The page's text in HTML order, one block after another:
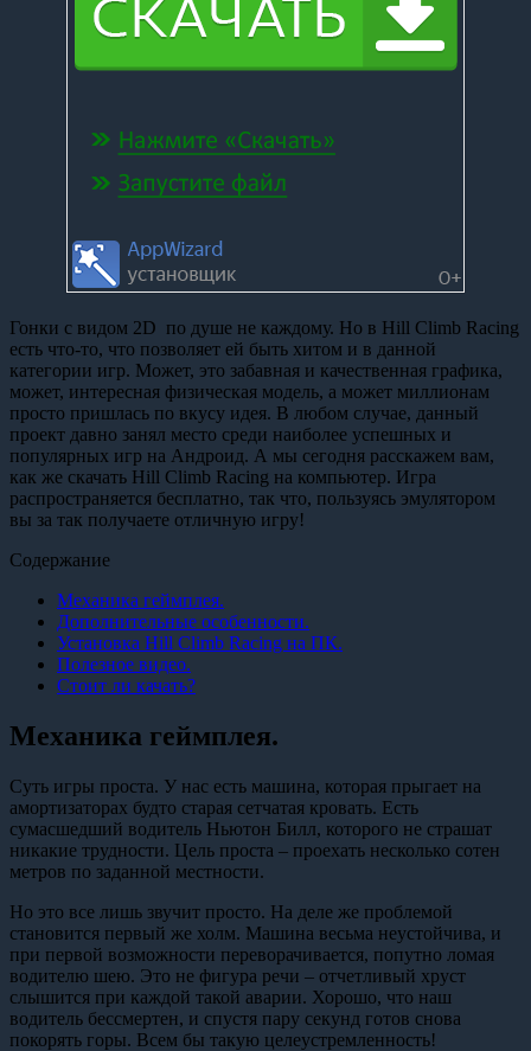
Гонки с видом 2D по душе не каждому. Но в Hill Climb Racing
есть что-то, что позволяет ей быть хитом и в данной
категории игр. Может, это забавная и качественная графика,
может, интересная физическая модель, а может миллионам
просто пришлась по вкусу идея. В любом случае, данный
проект давно занял место среди наиболее успешных и
популярных игр на Андроид. А мы сегодня расскажем вам,
как же скачать Hill Climb Racing на компьютер. Игра
распространяется бесплатно, так что, пользуясь эмулятором
вы за так получаете отличную игру!
Содержание
Механика геймплея.
Дополнительные особенности.
Установка Hill Climb Racing на ПК.
Полезное видео.
Стоит ли качать?
Механика геймплея.
Суть игры проста. У нас есть машина, которая прыгает на
амортизаторах будто старая сетчатая кровать. Есть
сумасшедший водитель Ньютон Билл, которого не страшат
никакие трудности. Цель проста – проехать несколько сотен
метров по заданной местности.
Но это все лишь звучит просто. На деле же проблемой
становится первый же холм. Машина весьма неустойчива, и
при первой возможности переворачивается, попутно ломая
водителю шею. Это не фигура речи – отчетливый хруст
слышится при каждой такой аварии. Хорошо, что наш
водитель бессмертен, и спустя пару секунд готов снова
покорять горы. Всем бы такую целеустремленность!